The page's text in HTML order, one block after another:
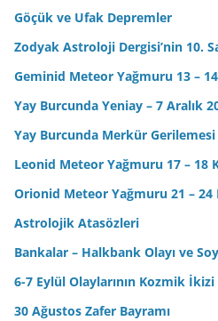
Göçük ve Ufak Depremler
Zodyak Astroloji Dergisi’nin 10.
Geminid Meteor Yağmuru 13 – 14
Yay Burcunda Yeniay – 7 Aralık
Yay Burcunda Merkür Gerilemesi
Leonid Meteor Yağmuru 17 – 18
Orionid Meteor Yağmuru 21 – 24
Astrolojik Atasözleri
Bankalar – Halkbank Olayı ve
6-7 Eylül Olaylarının Kozmik İkizi
30 Ağustos Zafer Bayramı